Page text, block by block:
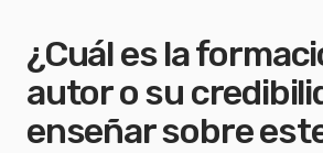
¿Cuál es la
autor o su
enseñar sobre